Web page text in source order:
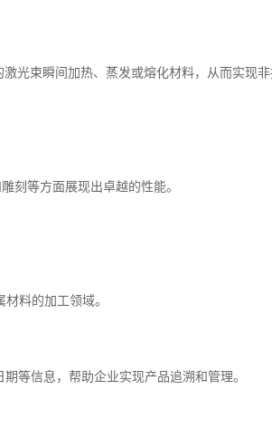
光束瞬间加热、蒸发或熔化材料，从而实现非
刻等方面展现出卓越的性能。
料的加工领域。
等信息，帮助企业实现产品追溯和管理。